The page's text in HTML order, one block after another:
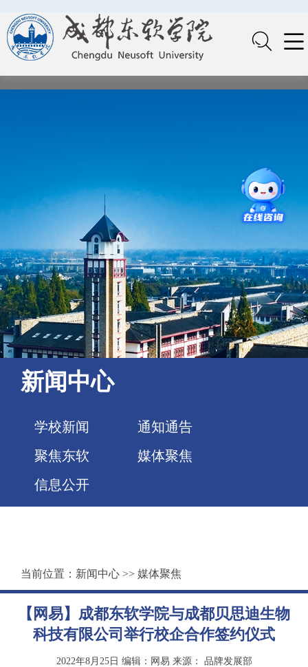
新闻中心
学校新闻
通知通告
聚焦东软
媒体聚焦
信息公开
当前位置： 新闻中心 >> 媒体聚焦
【网易】成都东软学院与成都贝思迪生物
科技有限公司举行校企合作签约仪式
2022年8月25日 编辑：网易 来源： 品牌发展部